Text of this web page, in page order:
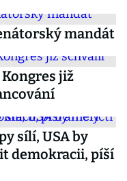
mandát
Kongres již
sílí, USA by
demokracii, píší